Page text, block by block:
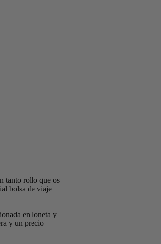
tanto rollo que os
bolsa de viaje
en loneta y
y un precio